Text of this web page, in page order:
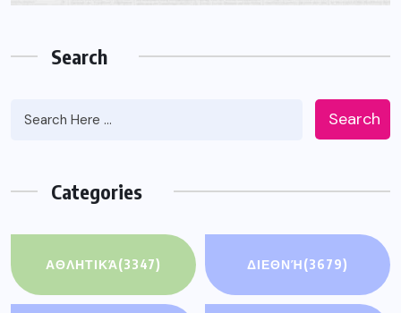
Search
Search
Categories
ΑΘΛΗΤΙΚΆ(3347) ΔΙΕΘΝΉ(3679)